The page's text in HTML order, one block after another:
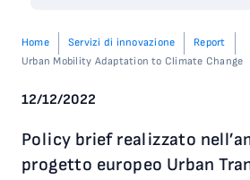
Home Servizi di innovazione
Report
Urban Mobility Adaptation to Climate Change
12/12/2022
Policy brief realizzato
progetto europeo Urban